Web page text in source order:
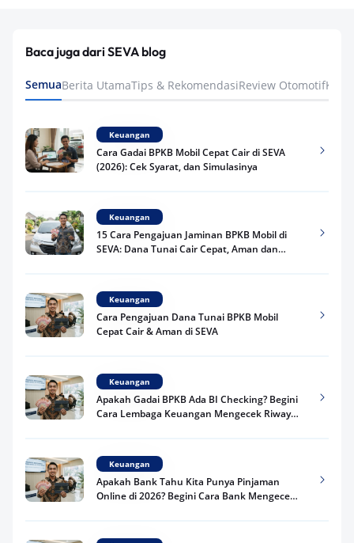
Baca juga dari SEVA blog
SemuaBerita UtamaTips & RekomendasiReview Otomotif
Keuangan
Cara Gadai BPKB Mobil Cepat Cair di SEVA
(2026): Cek Syarat, dan Simulasinya
Keuangan
15 Cara Pengajuan Jaminan BPKB Mobil di
SEVA: Dana Tunai Cair Cepat, Aman dan
Keuangan
Cara Pengajuan Dana Tunai BPKB Mobil
Cepat Cair & Aman di SEVA
Keuangan
Apakah Gadai BPKB Ada BI Checking? Begini
Cara Lembaga Keuangan Mengecek Riwayat
Keuangan
Apakah Bank Tahu Kita Punya Pinjaman
Online di 2026? Begini Cara Bank Mengecek